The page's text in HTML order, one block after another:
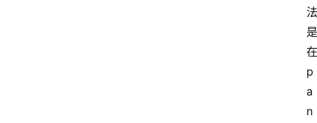
法
是
在
p
a
n